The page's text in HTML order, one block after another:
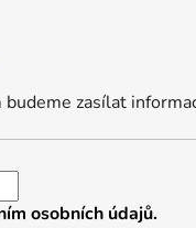
zasílat
osobních údajů.